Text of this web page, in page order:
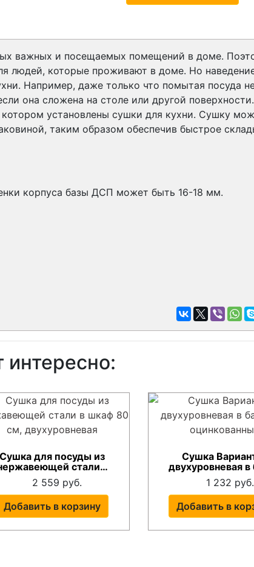
важных и посещаемых помещений в доме.
людей, которые проживают в доме. Но
Например, даже только что помытая посуда
она сложена на столе или другой
установлены сушки для кухни. Сушку
таким образом обеспечив быстрое
корпуса базы ДСП может быть 16-18 мм.
Сушка для посуды из
стали…
2 559 руб.
Добавить в корзину
Сушка
двухуровневая в
1 232 руб.
Добавить в